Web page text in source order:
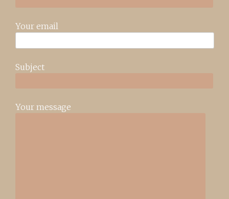
Your email
Subject
Your message